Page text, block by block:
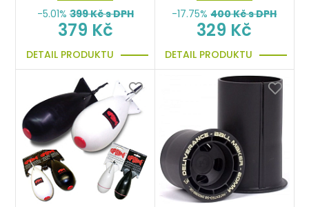
-5.01% 399Kč s DPH
379 Kč
DETAIL PRODUKTU
-17.75% 400Kč s DPH
329 Kč
DETAIL PRODUKTU